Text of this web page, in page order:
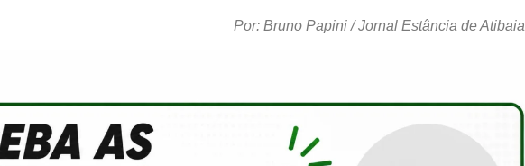
Por: Bruno Papini / Jornal Estância de Atibaia